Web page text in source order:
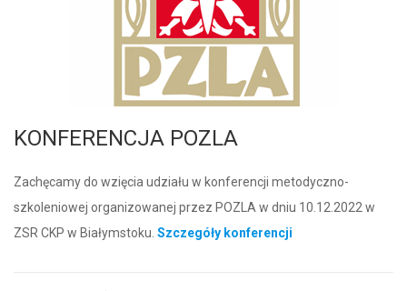
KONFERENCJA POZLA
Zachęcamy do wzięcia udziału w konferencji metodyczno-
szkoleniowej organizowanej przez POZLA w dniu 10.12.2022 w
ZSR CKP w Białymstoku. Szczegóły konferencji